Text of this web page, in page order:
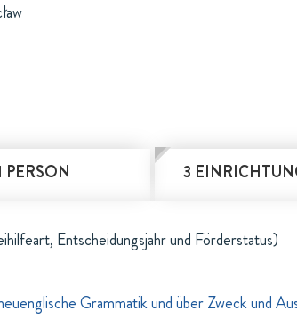
PERSON 3
Entscheidungsjahr und Förderstatus)
Grammatik und über Zweck und